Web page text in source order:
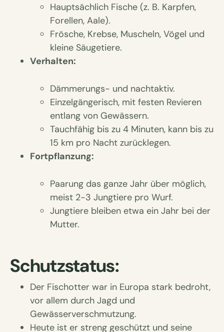
Hauptsächlich Fische (z. B. Karpfen,
Forellen, Aale).
Frösche, Krebse, Muscheln, Vögel und
kleine Säugetiere.
Verhalten:
Dämmerungs- und nachtaktiv.
Einzelgängerisch, mit festen Revieren
entlang von Gewässern.
Tauchfähig bis zu 4 Minuten, kann bis zu
15 km pro Nacht zurücklegen.
Fortpflanzung:
Paarung das ganze Jahr über möglich,
meist 2-3 Jungtiere pro Wurf.
Jungtiere bleiben etwa ein Jahr bei der
Mutter.
Schutzstatus:
Der Fischotter war in Europa stark bedroht,
vor allem durch Jagd und
Gewässerverschmutzung.
Heute ist er streng geschützt und seine